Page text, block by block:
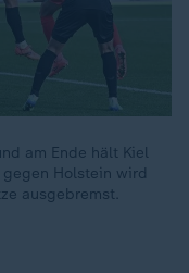
am Ende hält Kiel
Holstein wird
ausgebremst.